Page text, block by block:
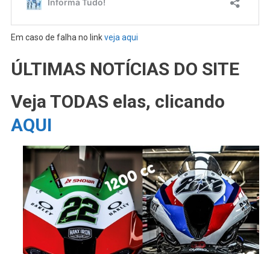
Em caso de falha no linkveja aqui
ÚLTIMAS NOTÍCIAS DO SITE
Veja TODAS elas, clicando
AQUI